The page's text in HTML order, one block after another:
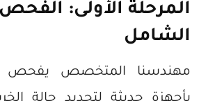
المرحلة الأولى:
الشامل
مهندسنا المتخصص يفحص